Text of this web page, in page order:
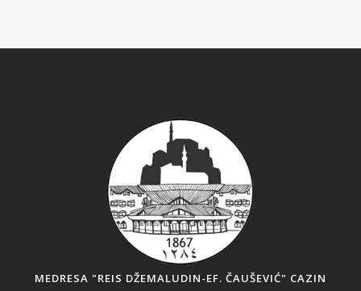
MEDRESA "REIS DŽEMALUDIN-EF. ČAUŠEVIĆ" CAZIN